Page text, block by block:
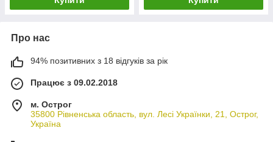
Про нас
94% позитивних з 18 відгуків за рік
Працює з 09.02.2018
м. Острог
35800 Рівненська область, вул. Лесі Українки, 21, Острог,
Україна